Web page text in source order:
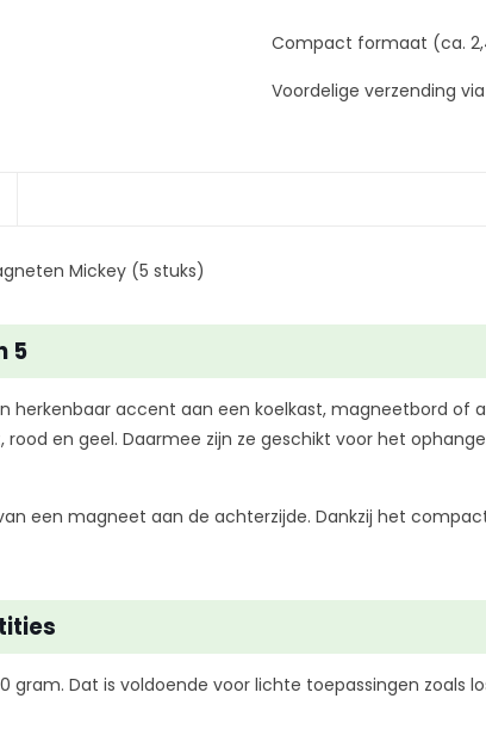
Compact formaat (ca.
Voordelige verzending
Mickey (5 stuks)
5
herkenbaar accent aan een koelkast, magneetbord of
en geel. Daarmee zijn ze geschikt voor het
een magneet aan de achterzijde. Dankzij het
Dat is voldoende voor lichte toepassingen zoals